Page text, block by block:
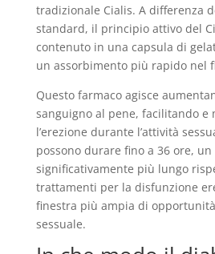
tradizionale Cialis. A differenza
standard, il principio attivo del
contenuto in una capsula di
un assorbimento più rapido nel
Questo farmaco agisce
sanguigno al pene, facilitando e
l’erezione durante l’attività
possono durare fino a 36 ore,
significativamente più lungo
trattamenti per la disfunzione
finestra più ampia di
sessuale.